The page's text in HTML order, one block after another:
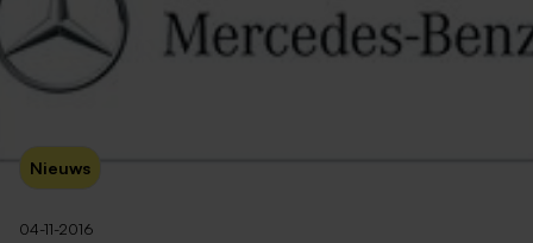
Nieuws
04-11-2016